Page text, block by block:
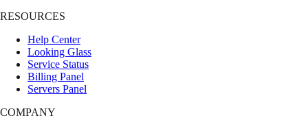
RESOURCES
Help Center
Looking Glass
Service Status
Billing Panel
Servers Panel
COMPANY